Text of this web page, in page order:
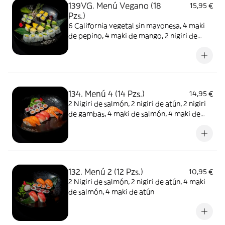
139VG. Menú Vegano (18
Pzs.)
15,95 €
6 California vegetal sin mayonesa, 4 maki
de pepino, 4 maki de mango, 2 nigiri de
134. Menú 4 (14 Pzs.)
14,95 €
2 Nigiri de salmón, 2 nigiri de atún, 2 nigiri
de gambas, 4 maki de salmón, 4 maki de
132. Menú 2 (12 Pzs.)
10,95 €
2 Nigiri de salmón, 2 nigiri de atún, 4 maki
de salmón, 4 maki de atún